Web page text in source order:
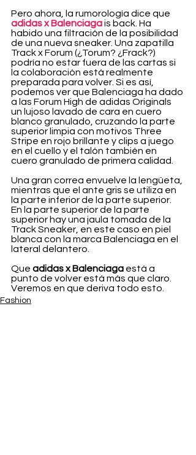
Pero ahora, la rumorología dice que
adidas x Balenciaga is back. Ha
habido una filtración de la posibilidad
de una nueva sneaker. Una zapatilla
Track x Forum (¿Torum? ¿Frack?)
podría no estar fuera de las cartas si
la colaboración está realmente
preparada para volver. Si es así,
podemos ver que Balenciaga ha dado
a las Forum High de adidas Originals
un lujoso lavado de cara en cuero
blanco granulado, cruzando la parte
superior limpia con motivos Three
Stripe en rojo brillante y clips a juego
en el cuello y el talón también en
cuero granulado de primera calidad.
Una gran correa envuelve la lengüeta,
mientras que el ante gris se utiliza en
la parte inferior de la parte superior.
En la parte superior de la parte
superior hay una jaula tomada de la
Track Sneaker, en este caso en piel
blanca con la marca Balenciaga en el
lateral delantero.
Que adidas x Balenciaga está a
punto de volver está más que claro.
Veremos en que deriva todo esto.
Fashion